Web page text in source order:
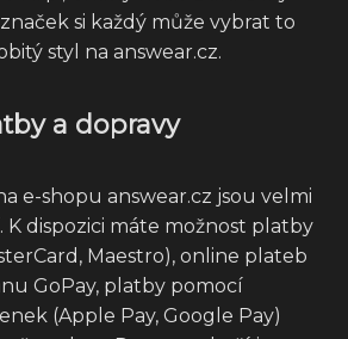
si každý může vybrat to
styl na answear.cz.
a dopravy
e-shopu answear.cz jsou velmi
K dispozici máte možnost platby
Maestro), online plateb
GoPay, platby pomocí
(Apple Pay, Google Pay)